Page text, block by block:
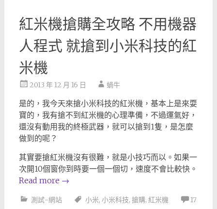
紅米機搶購全攻略 不用機器
人程式 就搶到小米科技的紅
米機
2013 年 12 月 16 日 蝸牛
是的，我今天來搶小米科技的紅米機，基本上是來耍
寶的，我有搶不到紅米機的心理準備，不過運氣好，
還沒有動用我的終極武器，就可以搶到1隻，是怎麼
做到的呢？
其實要搶紅米機沒有很難，就是小技巧而以。如果一
次開10個窗你到時要一個一個切，速度不會比較快。
Read more →
測試-網站 小米, 小米科技, 搶購, 紅米機
17